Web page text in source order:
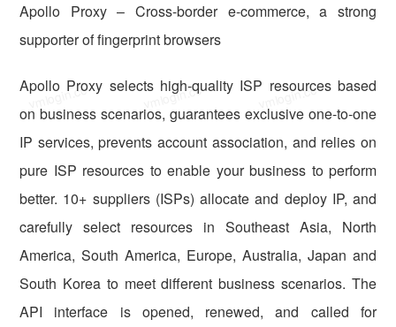
Apollo Proxy – Cross-border e-commerce, a strong
supporter of fingerprint browsers
Apollo Proxy selects high-quality ISP resources based
on business scenarios, guarantees exclusive one-to-one
IP services, prevents account association, and relies on
pure ISP resources to enable your business to perform
better. 10+ suppliers (ISPs) allocate and deploy IP, and
carefully select resources in Southeast Asia, North
America, South America, Europe, Australia, Japan and
South Korea to meet different business scenarios. The
API interface is opened, renewed, and called for
vmlogin.cc vmlogin.cc vmlogin.cc